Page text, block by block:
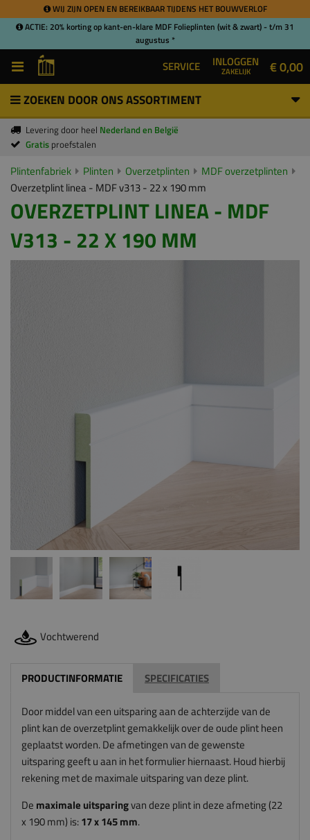
WIJ ZIJN OPEN EN BEREIKBAAR TIJDENS HET BOUWVERLOF
ACTIE: 20% korting op kant-en-klare MDF Folieplinten (wit & zwart) - t/m 31
augustus *
SERVICE INLOGGEN
ZAKELIJK € 0,00
ZOEKEN DOOR ONS ASSORTIMENT
Levering door heel Nederland en België
Gratis proefstalen
Plintenfabriek Plinten Overzetplinten
MDF overzetplinten
Overzetplint linea - MDF v313 - 22 x 190 mm
OVERZETPLINT LINEA - MDF
V313 - 22 X 190 MM
Vochtwerend
PRODUCTINFORMATIE SPECIFICATIES
Door middel van een uitsparing aan de achterzijde van de
plint kan de overzetplint gemakkelijk over de oude plint heen
geplaatst worden. De afmetingen van de gewenste
uitsparing geeft u aan in het formulier hiernaast. Houd hierbij
rekening met de maximale uitsparing van deze plint.
De maximale uitsparingvan deze plint in deze afmeting (22
x 190 mm) is:17x 145mm.